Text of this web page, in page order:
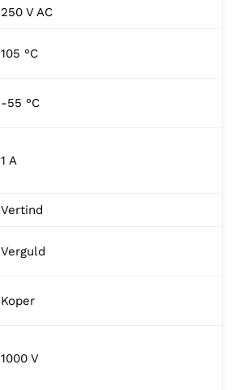
250 V AC
105 °C
-55 °C
1 A
Vertind
Verguld
Koper
1000 V